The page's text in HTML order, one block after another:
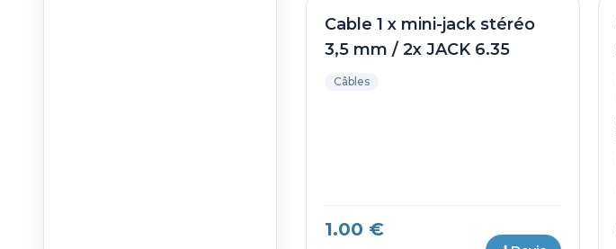
Cable 1 x mini-jack stéréo
3,5 mm / 2x JACK 6.35
Câbles
1.00 €